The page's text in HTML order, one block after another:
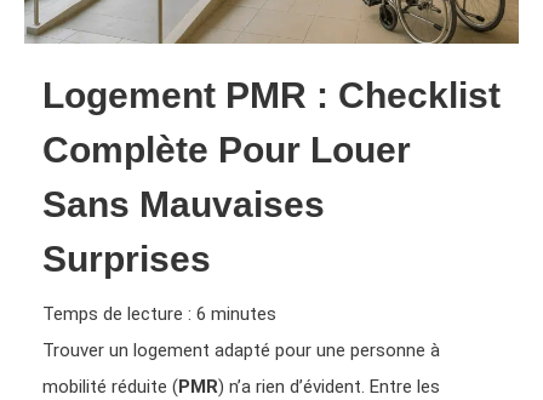
Logement PMR : Checklist
Complète Pour Louer
Sans Mauvaises
Surprises
Temps de lecture : 6 minutes
Trouver un logement adapté pour une personne à
mobilité réduite (PMR) n’a rien d’évident. Entre les